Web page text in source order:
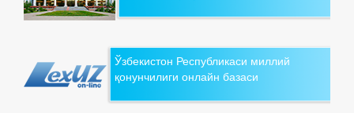
Ўзбекистон Республикаси миллий
қонунчилиги онлайн базаси